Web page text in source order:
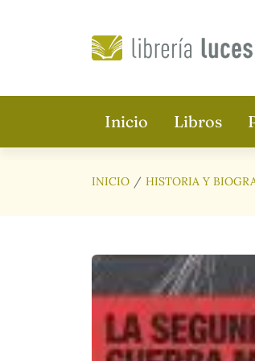
Inicio Libros
INICIO HISTORIA Y